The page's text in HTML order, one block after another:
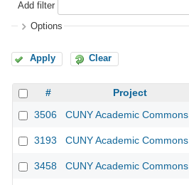
Add filter
Options
Apply Clear
# Project
3506
CUNY Academic Commons
3193 CUNY Academic Commons
3458 CUNY Academic Commons